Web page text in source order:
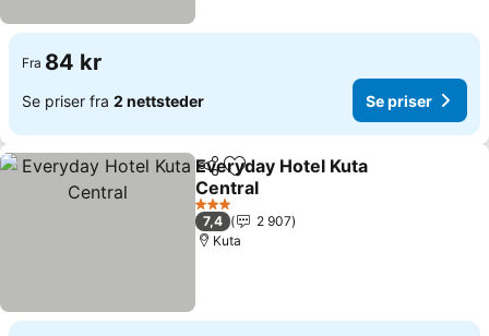
Fra 84 kr
Se priser fra 2 nettsteder Se priser
Del Legg til i favoritter
Everyday Hotel Kuta
Central
3 Stjerner
7,4
2 907
Kuta